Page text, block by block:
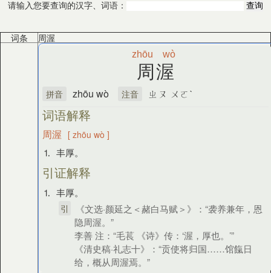
请输入您要查询的汉字、词语：
词条 周渥
zhōu wò
周渥
拼音 zhōu wò 注音 ㄓㄡ ㄨㄛˋ
词语解释
周渥 [ zhōu wò ]
⒈ 丰厚。
引证解释
⒈ 丰厚。
引
《文选·颜延之＜赭白马赋＞》：“袭养兼年，恩
隐周渥。”
李善 注：“毛萇 《诗》传：‘渥，厚也。’”
《清史稿·礼志十》：“贡使将归国……馆餼日
给，概从周渥焉。”